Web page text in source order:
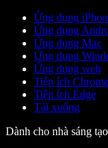
Ứng dụng
Ứng dụng
Ứng dụng Mac
Ứng dụng
Ứng dụng web
Tiện ích Chrome
Tiện ích Edge
Tải xuống
Dành cho nhà sáng tạo